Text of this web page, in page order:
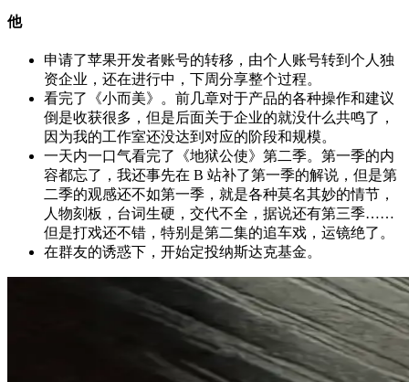
他
申请了苹果开发者账号的转移，由个人账号转到个人独
资企业，还在进行中，下周分享整个过程。
看完了《小而美》。前几章对于产品的各种操作和建议
倒是收获很多，但是后面关于企业的就没什么共鸣了，
因为我的工作室还没达到对应的阶段和规模。
一天内一口气看完了《地狱公使》第二季。第一季的内
容都忘了，我还事先在 B 站补了第一季的解说，但是第
二季的观感还不如第一季，就是各种莫名其妙的情节，
人物刻板，台词生硬，交代不全，据说还有第三季……
但是打戏还不错，特别是第二集的追车戏，运镜绝了。
在群友的诱惑下，开始定投纳斯达克基金。